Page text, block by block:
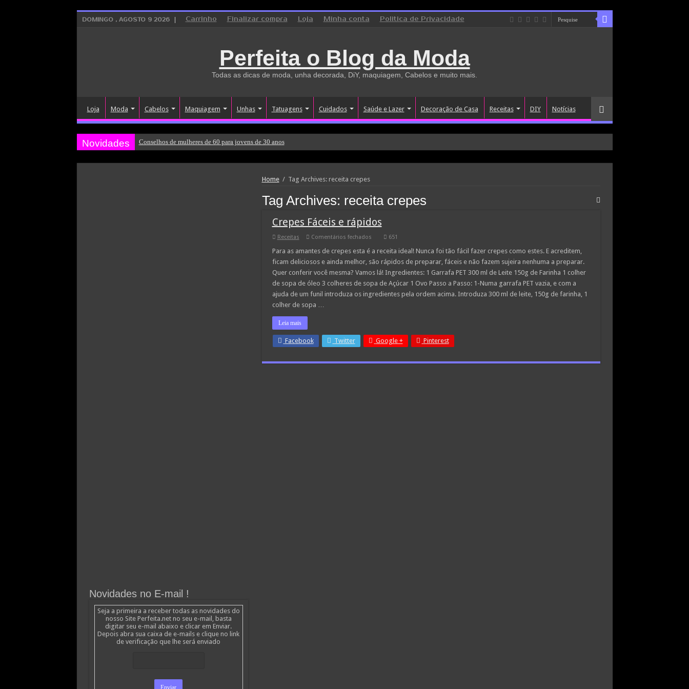
DOMINGO , AGOSTO 9 2026 Carrinho Finalizar compra Loja Minha conta Politica de Privacidade
Perfeita o Blog da Moda
Todas as dicas de moda, unha decorada, DiY, maquiagem, Cabelos e muito mais.
Loja Moda Cabelos Maquiagem Unhas Tatuagens Cuidados Saúde e Lazer Decoração de Casa Receitas DIY Notícias
Novidades Conselhos de mulheres de 60 para jovens de 30 anos
Home / Tag Archives: receita crepes
Tag Archives: receita crepes
Crepes Fáceis e rápidos
Receitas Comentários fechadosem
Fáceis
rápidos
651
Para as amantes de crepes esta é a receita ideal! Nunca foi tão fácil fazer crepes como estes. E acreditem,
ficam deliciosos e ainda melhor, são rápidos de preparar, fáceis e não fazem sujeira nenhuma a preparar.
Quer conferir você mesma? Vamos lá! Ingredientes: 1 Garrafa PET 300 ml de Leite 150g de Farinha 1 colher
de sopa de óleo 3 colheres de sopa de Açúcar 1 Ovo Passo a Passo: 1-Numa garrafa PET vazia, e com a
ajuda de um funil introduza os ingredientes pela ordem acima. Introduza 300 ml de leite, 150g de farinha, 1
colher de sopa …
Leia mais
Facebook Twitter Google + Pinterest
Novidades no E-mail !
Seja a primeira a receber todas as novidades do
nosso Site Perfeita.net no seu e-mail, basta
digitar seu e-mail abaixo e clicar em Enviar.
Depois abra sua caixa de e-mails e clique no link
de verificação que lhe será enviado